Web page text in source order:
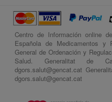
Centro de Información online
Española de Medicamentos y
General de Ordenación y
Salud. Generalitat de
dgors.salut@gencat.cat
dgors.salut@gencat.cat